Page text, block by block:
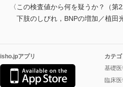
〈この検査値から何を疑うか？（第
下肢のしびれ，BNPの増加／植田
isho.jpアプリ
カテ
基礎
臨床